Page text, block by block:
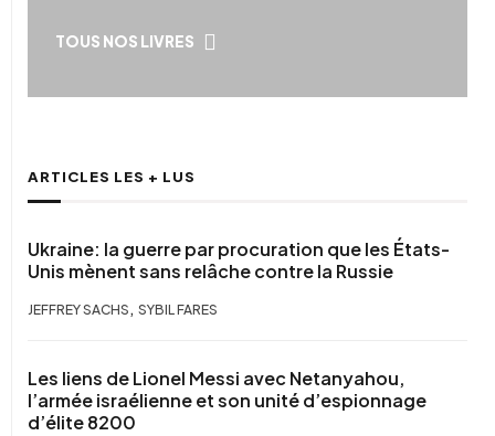
TOUS NOS LIVRES
ARTICLES LES + LUS
Ukraine: la guerre par procuration que les États-
Unis mènent sans relâche contre la Russie
JEFFREY SACHS , SYBIL FARES
Les liens de Lionel Messi avec Netanyahou,
l’armée israélienne et son unité d’espionnage
d’élite 8200